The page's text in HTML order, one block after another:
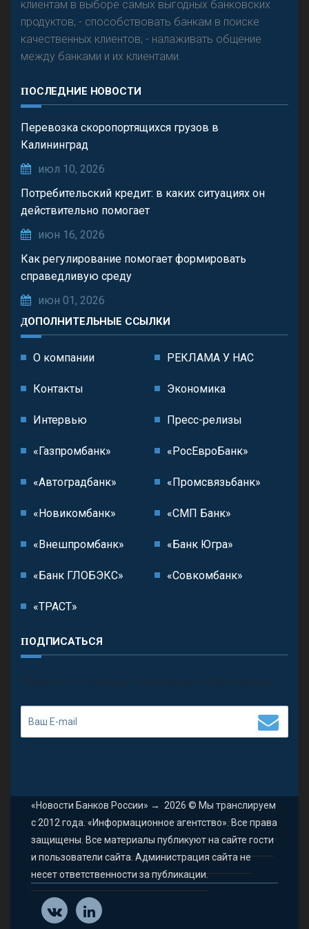
клиентам в выборе самых выгодных банковских
продуктов; - способствовать банкам в поиске
качественных клиентов; - налаживать общение
между банками и их клиентами.
ПОСЛЕДНИЕ НОВОСТИ
Перевозка скоропортящихся грузов в
Калининград
июл 10, 2026
Потребительский кредит: в каких ситуациях он
действительно помогает
июн 16, 2026
Как регулирование помогает формировать
справедливую среду
июн 01, 2026
ДОПОЛНИТЕЛЬНЫЕ ССЫЛКИ
О компании РЕКЛАМА У НАС
Контакты Экономика
Интервью Пресс-релизы
«Газпромбанк» «РосЕвроБанк»
«Автоградбанк» «Промсвязьбанк»
«Новикомбанк» «СМП Банк»
«Внешпромбанк» «Банк Югра»
«Банк ГЛОБЭКС» «Совкомбанк»
«ТРАСТ»
ПОДПИСАТЬСЯ
П олучить последние обновления и предложения.
«Новости Банков России» → 2026 © Мы транслируем
с 2012 года. «Информационное агентство». Все права
защищены. Все материалы публикуют на сайте гости
и пользователи сайта. Администрация сайта не
несет ответственности за публикации.